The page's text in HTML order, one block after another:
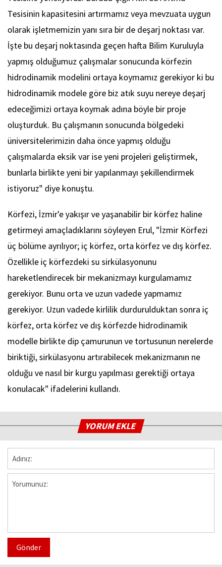
Tesisinin kapasitesini artırmamız veya mevzuata uygun
olarak işletmemizin yanı sıra bir de deşarj noktası var.
İşte bu deşarj noktasında geçen hafta Bilim Kuruluyla
yapmış olduğumuz çalışmalar sonucunda körfezin
hidrodinamik modelini ortaya koymamız gerekiyor ki bu
hidrodinamik modele göre biz atık suyu nereye deşarj
edeceğimizi ortaya koymak adına böyle bir proje
oluşturduk. Bu çalışmanın sonucunda bölgedeki
üniversitelerimizin daha önce yapmış olduğu
çalışmalarda eksik var ise yeni projeleri geliştirmek,
bunlarla birlikte yeni bir yapılanmayı şekillendirmek
istiyoruz" diye konuştu.
Körfezi, İzmir'e yakışır ve yaşanabilir bir körfez haline
getirmeyi amaçladıklarını söyleyen Erul, "İzmir Körfezi
üç bölüme ayrılıyor; iç körfez, orta körfez ve dış körfez.
Özellikle iç körfezdeki su sirkülasyonunu
hareketlendirecek bir mekanizmayı kurgulamamız
gerekiyor. Bunu orta ve uzun vadede yapmamız
gerekiyor. Uzun vadede kirlilik durdurulduktan sonra iç
körfez, orta körfez ve dış körfezde hidrodinamik
modelle birlikte dip çamurunun ve tortusunun nerelerde
biriktiği, sirkülasyonu artırabilecek mekanizmanın ne
olduğu ve nasıl bir kurgu yapılması gerektiği ortaya
konulacak" ifadelerini kullandı.
YORUM EKLE
Gönder